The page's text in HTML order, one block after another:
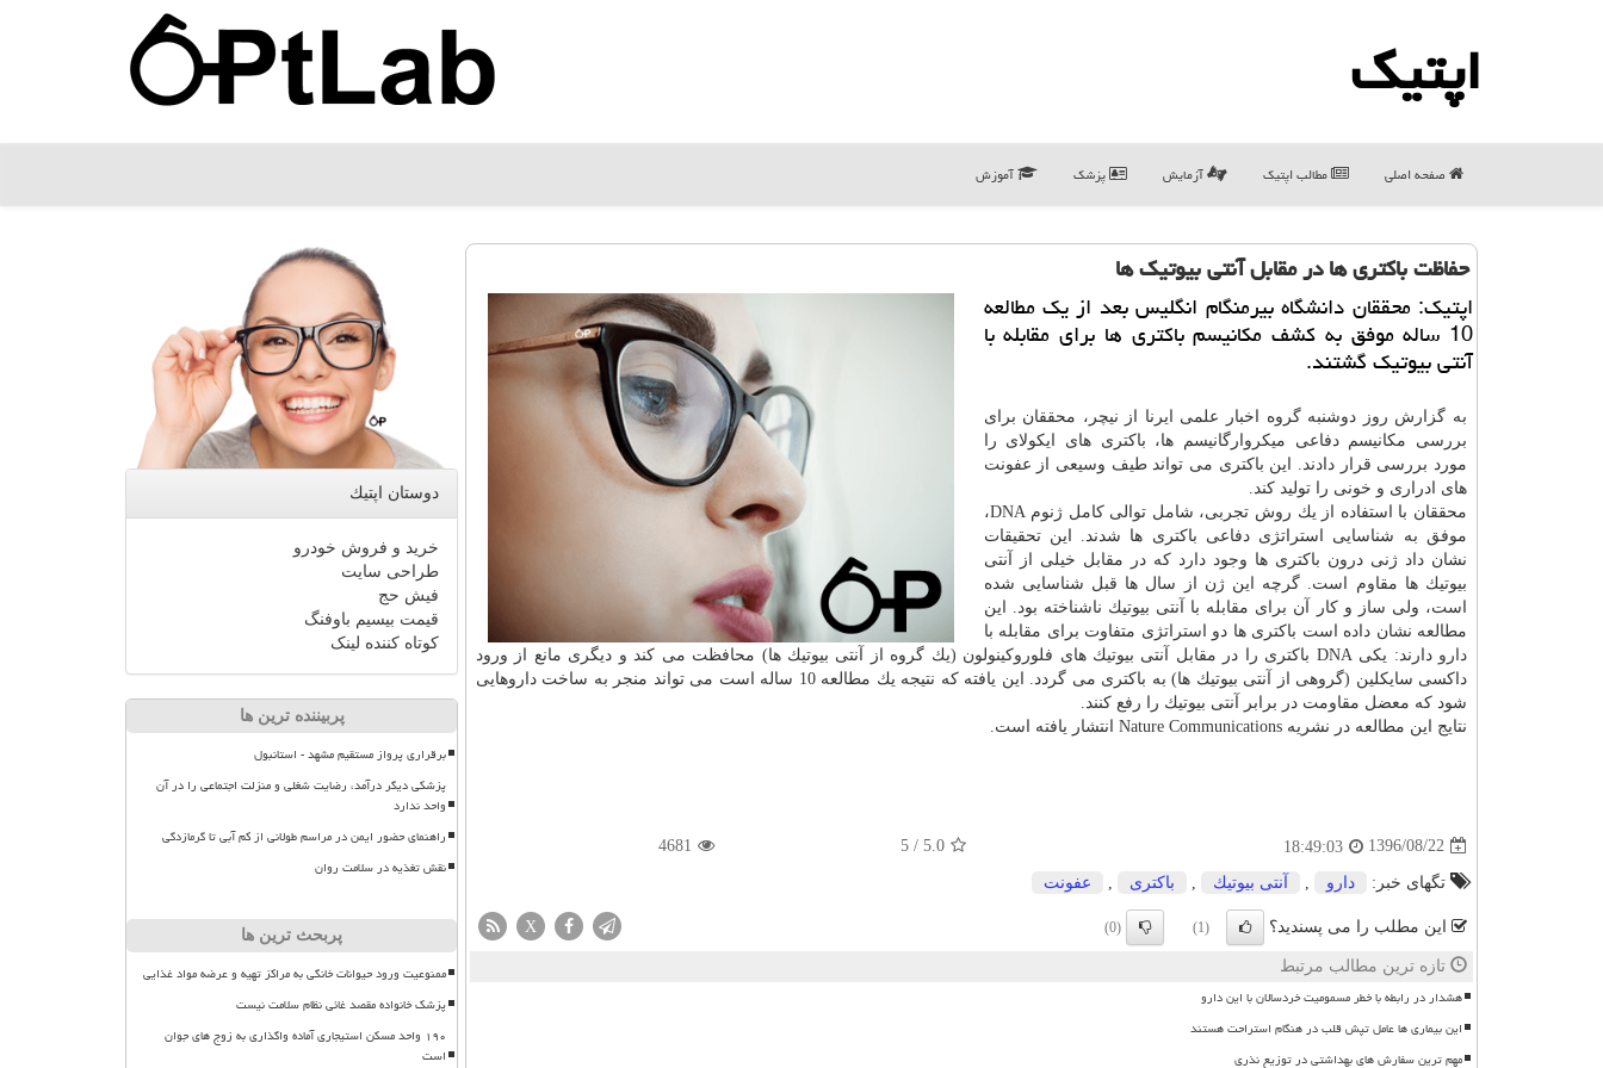
اپتیك
صفحه اصلی مطالب اپتیك آزمایش پزشک آموزش
حفاظت باكتری ها در مقابل آنتی بیوتیك ها
اپتیك: محققان دانشگاه بیرمنگام انگلیس بعد از یك مطالعه
10 ساله موفق به كشف مكانیسم باكتری ها برای مقابله با
آنتی بیوتیك گشتند.
به گزارش روز دوشنبه گروه اخبار علمی ایرنا از نیچر، محققان برای
بررسی مكانیسم دفاعی میكروارگانیسم ها، باكتری های ایكولای را
مورد بررسی قرار دادند. این باكتری می تواند طیف وسیعی از عفونت
های ادراری و خونی را تولید كند.
محققان با استفاده از یك روش تجربی، شامل توالی كامل ژنوم DNA،
موفق به شناسایی استراتژی دفاعی باكتری ها شدند. این تحقیقات
نشان داد ژنی درون باكتری ها وجود دارد كه در مقابل خیلی از آنتی
بیوتیك ها مقاوم است. گرچه این ژن از سال ها قبل شناسایی شده
است، ولی ساز و كار آن برای مقابله با آنتی بیوتیك ناشناخته بود. این
مطالعه نشان داده است باكتری ها دو استراتژی متفاوت برای مقابله با
دارو
دارند: یكی DNA باكتری را در مقابل آنتی بیوتیك های فلوروكینولون (یك گروه از آنتی بیوتیك ها) محافظت می كند و دیگری مانع از ورود
داكسی سایكلین (گروهی از آنتی بیوتیك ها) به باكتری می گردد. این یافته كه نتیجه یك مطالعه 10 ساله است می تواند منجر به ساخت داروهایی
شود كه معضل مقاومت در برابر آنتی بیوتیك را رفع كنند.
نتایج این مطالعه در نشریه Nature Communications انتشار یافته است.
1396/08/22
18:49:03
5.0
/
5
4681
تگهای خبر: دارو آنتی بیوتیك باكتری عفونت
این مطلب را می پسندید؟ (1)
(0)
X
تازه ترین مطالب مرتبط
هشدار در رابطه با خطر مسمومیت خردسالان با این دارو
این بیماری ها عامل تپش قلب در هنگام استراحت هستند
مهم ترین سفارش های بهداشتی در توزیع نذری
دوستان اپتیك
خرید و فروش خودرو
طراحی سایت
فیش حج
قیمت بیسیم باوفنگ
کوتاه کننده لینک
پربیننده ترین ها
برقراری پرواز مستقیم مشهد - استانبول
پزشکی دیگر درآمد، رضایت شغلی و منزلت اجتماعی را در آن
واحد ندارد
راهنمای حضور ایمن در مراسم طولانی از کم آبی تا گرمازدگی
نقش تغذیه در سلامت روان
پربحث ترین ها
ممنوعیت ورود حیوانات خانگی به مراکز تهیه و عرضه مواد غذایی
پزشک خانواده مقصد غائی نظام سلامت نیست
۱۹۰ واحد مسکن استیجاری آماده واگذاری به زوج های جوان
است